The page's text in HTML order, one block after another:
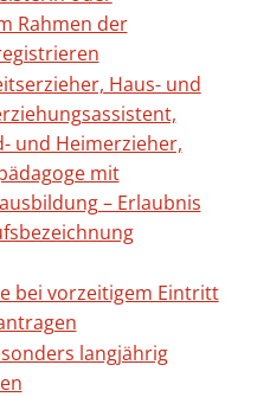
Rahmen der
Haus- und
und Heimerzieher,
mit
– Erlaubnis
bei vorzeitigem Eintritt
langjährig